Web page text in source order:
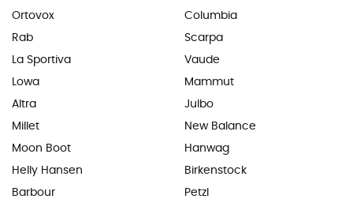
Ortovox
Rab
La Sportiva
Lowa
Altra
Millet
Moon Boot
Helly Hansen
Barbour
Columbia
Scarpa
Vaude
Mammut
Julbo
New Balance
Hanwag
Birkenstock
Petzl